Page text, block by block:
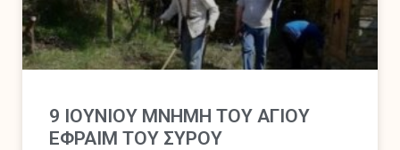
9 ΙΟΥΝΙΟΥ ΜΝΗΜΗ ΤΟΥ ΑΓΙΟΥ
ΕΦΡΑΙΜ ΤΟΥ ΣΥΡΟΥ